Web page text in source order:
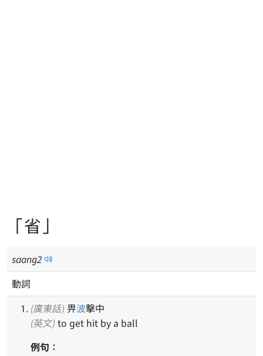
「省」
saang2
動詞
(廣東話) 畀波擊中
(英文) to get hit by a ball
例句：